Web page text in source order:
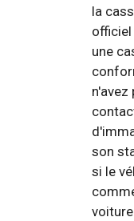
la
officiel
une
n'avez
son
si le